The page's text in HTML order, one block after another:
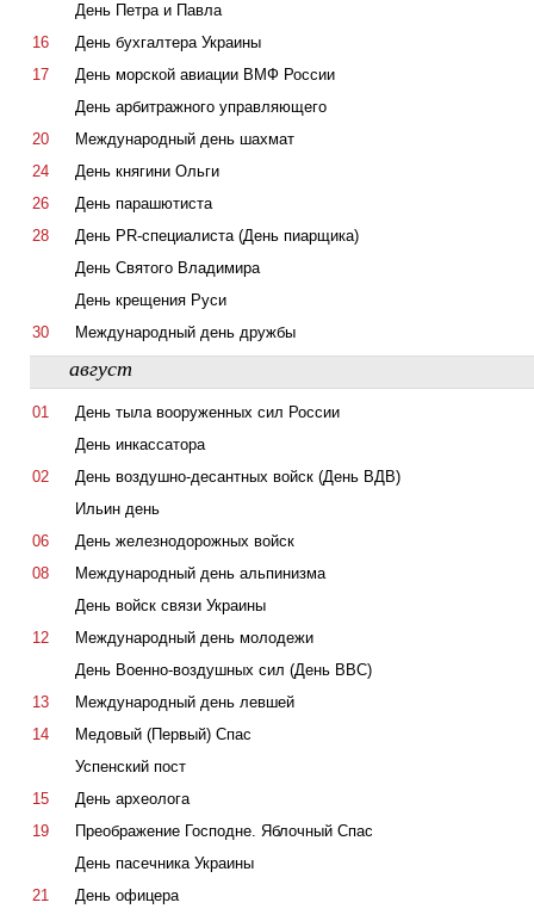
День Петра и Павла
16
День бухгалтера Украины
17
День морской авиации ВМФ России
День арбитражного управляющего
20
Международный день шахмат
24
День княгини Ольги
26
День парашютиста
28
День PR-специалиста (День пиарщика)
День Святого Владимира
День крещения Руси
30
Международный день дружбы
август
01
День тыла вооруженных сил России
День инкассатора
02
День воздушно-десантных войск (День ВДВ)
Ильин день
06
День железнодорожных войск
08
Международный день альпинизма
День войск связи Украины
12
Международный день молодежи
День Военно-воздушных сил (День ВВС)
13
Международный день левшей
14
Медовый (Первый) Спас
Успенский пост
15
День археолога
19
Преображение Господне. Яблочный Спас
День пасечника Украины
21
День офицера